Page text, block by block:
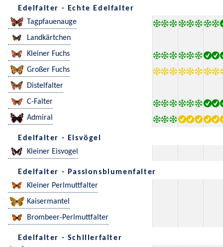
Edelfalter - Echte Edelfalter
Tagpfauenauge
Landkärtchen
Kleiner Fuchs
Großer Fuchs
Distelfalter
C-Falter
Admiral
Edelfalter - Eisvögel
Kleiner Eisvogel
Edelfalter - Passionsblumenfalter
Kleiner Perlmuttfalter
Kaisermantel
Brombeer-Perlmuttfalter
Edelfalter - Schillerfalter